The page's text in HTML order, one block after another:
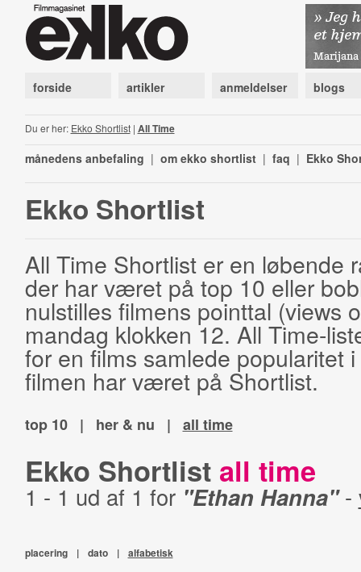
forside artikler anmeldelser blogs
Du er her: Ekko Shortlist| All Time
månedens anbefaling | om ekko shortlist | faq | Ekko
Ekko Shortlist
All Time Shortlist er en løbende
der har været på top 10 eller
nulstilles filmens pointtal (views
mandag klokken 12. All Time-
for en films samlede popularitet
filmen har været på Shortlist.
top 10 | her & nu | all time
Ekko Shortlist all time
1 - 1 ud af 1 for "Ethan Hanna"-
placering | dato | alfabetisk